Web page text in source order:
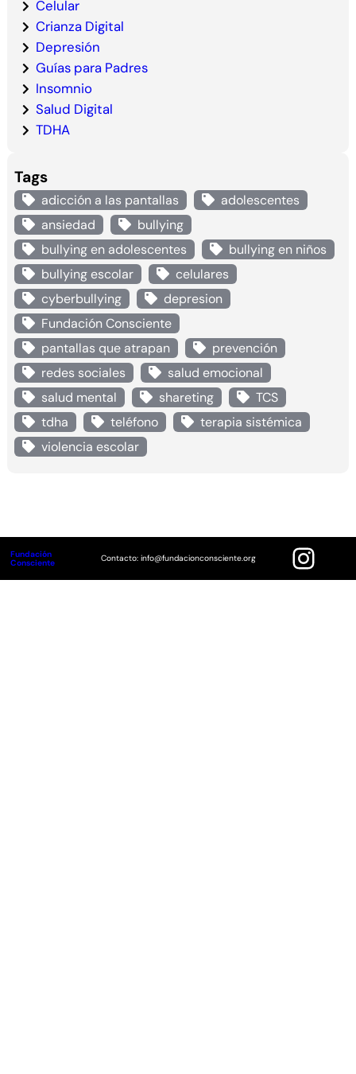
Celular
Crianza Digital
Depresión
Guías para Padres
Insomnio
Salud Digital
TDHA
Tags
adicción a las pantallas
adolescentes
ansiedad
bullying
bullying en adolescentes
bullying en niños
bullying escolar
celulares
cyberbullying
depresion
Fundación Consciente
pantallas que atrapan
prevención
redes sociales
salud emocional
salud mental
shareting
TCS
tdha
teléfono
terapia sistémica
violencia escolar
Fundación
Consciente
Contacto: info@fundacionconsciente.org Instagram